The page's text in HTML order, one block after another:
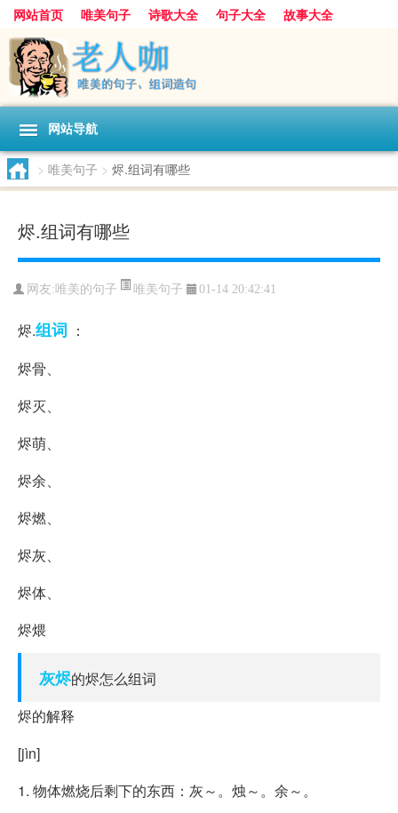
网站首页 唯美句子 诗歌大全 句子大全
故事大全
人生感悟
其他美文 美文欣赏
感人故事
句子分类
网站导航
> 唯美句子 > 烬.组词有哪些
烬.组词有哪些
网友: 唯美的句子 唯美句子 01-14 20:42:41
烬.组词 ：
烬骨、
烬灭、
烬萌、
烬余、
烬燃、
烬灰、
烬体、
烬煨
灰烬的烬怎么组词
烬的解释
[jìn]
1. 物体燃烧后剩下的东西：灰～。烛～。余～。